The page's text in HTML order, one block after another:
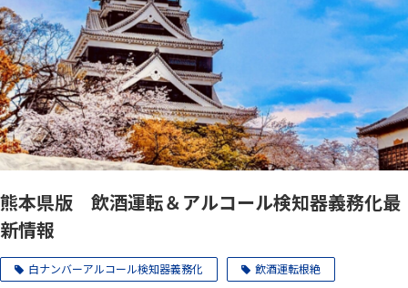
熊本県版 飲酒運転＆アルコール検知器義務化最
新情報
白ナンバーアルコール検知器義務化 飲酒運転根絶